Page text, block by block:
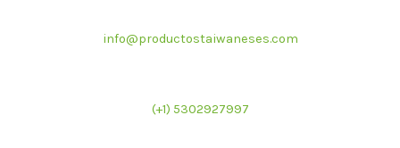
info@productostaiwaneses.com
(+1) 5302927997